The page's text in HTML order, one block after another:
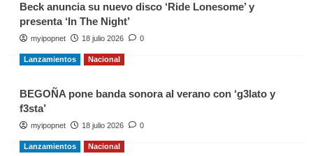
Beck anuncia su nuevo disco ‘Ride Lonesome’ y
presenta ‘In The Night’
myipopnet 18 julio 2026 0
Lanzamientos Nacional
BEGOÑA pone banda sonora al verano con ‘g3lato y
f3sta’
myipopnet 18 julio 2026 0
Lanzamientos Nacional